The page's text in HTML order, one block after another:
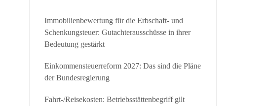
Immobilienbewertung für die Erbschaft- und
Schenkungsteuer: Gutachterausschüsse in ihrer
Bedeutung gestärkt
Einkommensteuerreform 2027: Das sind die Pläne
der Bundesregierung
Fahrt-/Reisekosten: Betriebsstättenbegriff gilt